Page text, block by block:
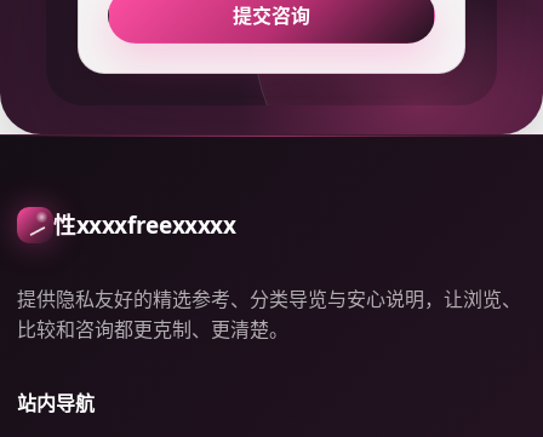
提交咨询
性xxxxfreexxxxx
提供隐私友好的精选参考、分类导览与安心说明，让浏览、
比较和咨询都更克制、更清楚。
站内导航